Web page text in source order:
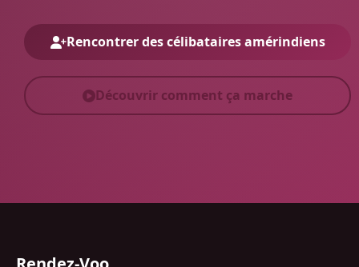
Rencontrer des célibataires amérindiens
Découvrir comment ça marche